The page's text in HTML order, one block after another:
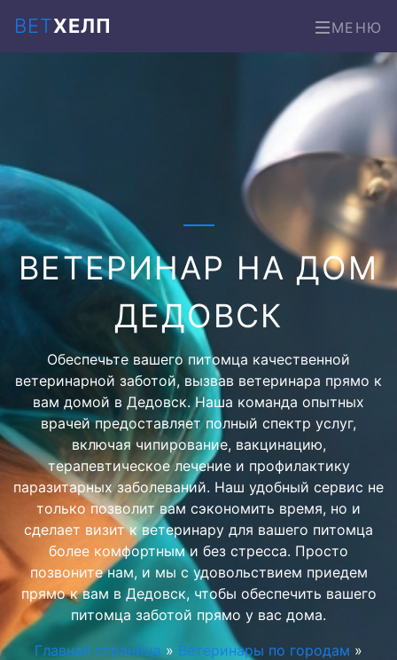
ВЕТХЕЛП МЕНЮ
ВЕТЕРИНАР НА ДОМ
ДЕДОВСК
Обеспечьте вашего питомца качественной
ветеринарной заботой, вызвав ветеринара прямо к
вам домой в Дедовск. Наша команда опытных
врачей предоставляет полный спектр услуг,
включая чипирование, вакцинацию,
терапевтическое лечение и профилактику
паразитарных заболеваний. Наш удобный сервис не
только позволит вам сэкономить время, но и
сделает визит к ветеринару для вашего питомца
более комфортным и без стресса. Просто
позвоните нам, и мы с удовольствием приедем
прямо к вам в Дедовск, чтобы обеспечить вашего
питомца заботой прямо у вас дома.
Главная страница » Ветеринары по городам »